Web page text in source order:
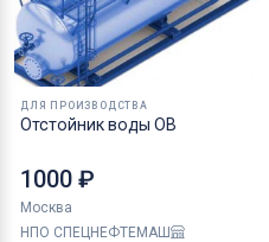
ДЛЯ ПРОИЗВОДСТВА
Отстойник воды ОВ
1000 ₽
Москва
НПО СПЕЦНЕФТЕМАШ